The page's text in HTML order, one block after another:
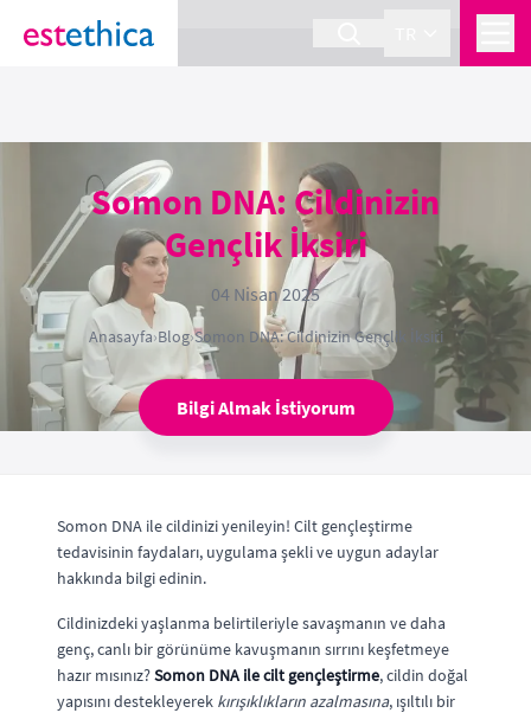
section Service {
Somon DNA: Cildinizin
Gençlik İksiri
04 Nisan 2025
Anasayfa›Blog›Somon DNA: Cildinizin Gençlik İksiri
Bilgi Almak İstiyorum
Somon DNA ile cildinizi yenileyin! Cilt gençleştirme
tedavisinin faydaları, uygulama şekli ve uygun adaylar
hakkında bilgi edinin.
Cildinizdeki yaşlanma belirtileriyle savaşmanın ve daha
genç, canlı bir görünüme kavuşmanın sırrını keşfetmeye
hazır mısınız?Somon DNA ile cilt gençleştirme, cildin doğal
yapısını destekleyerek kırışıklıkların azalmasına, ışıltılı bir